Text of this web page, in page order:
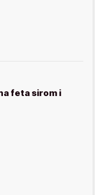
feta sirom i